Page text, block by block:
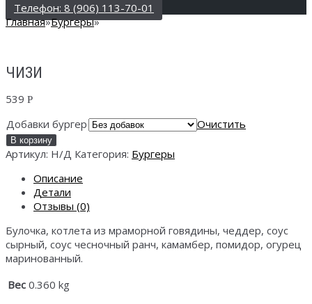
Телефон: 8 (906) 113-70-01
Главная»Бургеры»
ЧИЗИ
539 Р
Добавки бургер Очистить
В корзину
Артикул: Н/Д Категория: Бургеры
Описание
Детали
Отзывы (0)
Булочка, котлета из мраморной говядины, чеддер, соус
сырный, соус чесночный ранч, камамбер, помидор, огурец
маринованный.
Вес 0.360 kg